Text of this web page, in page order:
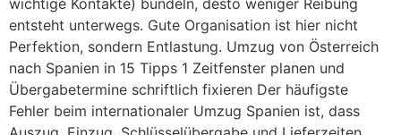
wichtige Kontakte) bündeln, desto weniger Reibung
entsteht unterwegs. Gute Organisation ist hier nicht
Perfektion, sondern Entlastung. Umzug von Österreich
nach Spanien in 15 Tipps 1 Zeitfenster planen und
Übergabetermine schriftlich fixieren Der häufigste
Fehler beim internationaler Umzug Spanien ist, dass